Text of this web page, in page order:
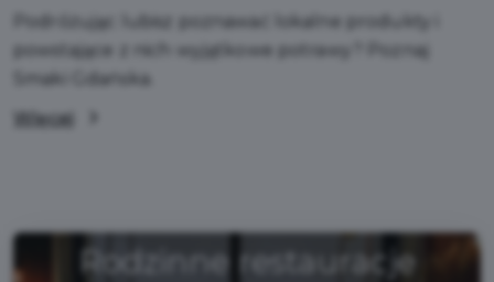
Podróżując lubisz poznawać lokalne produkty i
powstające z nich wyjątkowe potrawy? Poznaj
Smaki Gdańska.
Więcej
Rodzinne restauracje